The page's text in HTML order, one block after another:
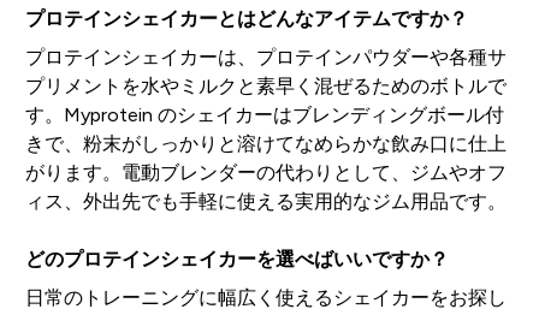
プロテインシェイカーとはどんなアイテムですか？
プロテインシェイカーは、プロテインパウダーや各種サ
プリメントを水やミルクと素早く混ぜるためのボトルで
す。Myprotein のシェイカーはブレンディングボール付
きで、粉末がしっかりと溶けてなめらかな飲み口に仕上
がります。電動ブレンダーの代わりとして、ジムやオフ
ィス、外出先でも手軽に使える実用的なジム用品です。
どのプロテインシェイカーを選べばいいですか？
日常のトレーニングに幅広く使えるシェイカーをお探し